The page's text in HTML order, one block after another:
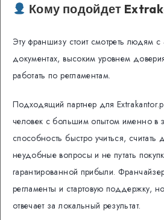
Кому подойдет
Эту франшизу стоит смотреть людям с
документах, высоким уровнем
работать по регламентам.
Подходящий партнер для
человек с большим опытом именно в
способность быстро учиться, считать
неудобные вопросы и не путать
гарантированной прибыли.
регламенты и стартовую поддержку,
отвечает за локальный результат.